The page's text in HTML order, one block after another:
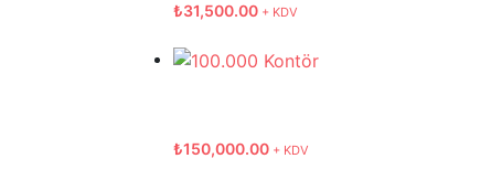
₺31,500.00 + KDV
₺150,000.00 + KDV